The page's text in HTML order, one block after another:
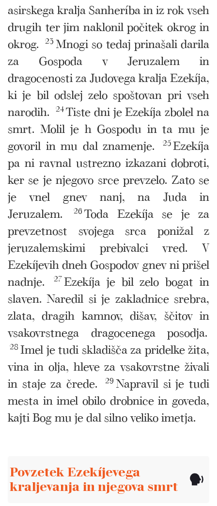
asirskega kralja Sanheríba in iz rok vseh
drugih ter jim naklonil počitek okrog in
okrog. 23 Mnogi so tedaj prinašali darila
za Gospoda v Jeruzalem in
dragocenosti za Judovega kralja Ezekíja,
ki je bil odslej zelo spoštovan pri vseh
narodih. 24Tiste dni je Ezekíja zbolel na
smrt. Molil je h Gospodu in ta mu je
govoril in mu dal znamenje.
25Ezekíja
pa ni ravnal ustrezno izkazani dobroti,
ker se je njegovo srce prevzelo. Zato se
je vnel gnev nanj, na Juda in
Jeruzalem.
26 Toda Ezekíja se je za
prevzetnost svojega srca ponižal z
jeruzalemskimi prebivalci vred. V
Ezekíjevih dneh Gospodov gnev ni prišel
nadnje.
27Ezekíja je bil zelo bogat in
slaven. Naredil si je zakladnice srebra,
zlata, dragih kamnov, dišav, ščitov in
vsakovrstnega dragocenega posodja.
28 Imel je tudi skladišča za pridelke žita,
vina in olja, hleve za vsakovrstne živali
in staje za črede.
29 Napravil si je tudi
mesta in imel obilo drobnice in goveda,
kajti Bog mu je dal silno veliko imetja.
Povzetek Ezekíjevega
kraljevanja in njegova smrt